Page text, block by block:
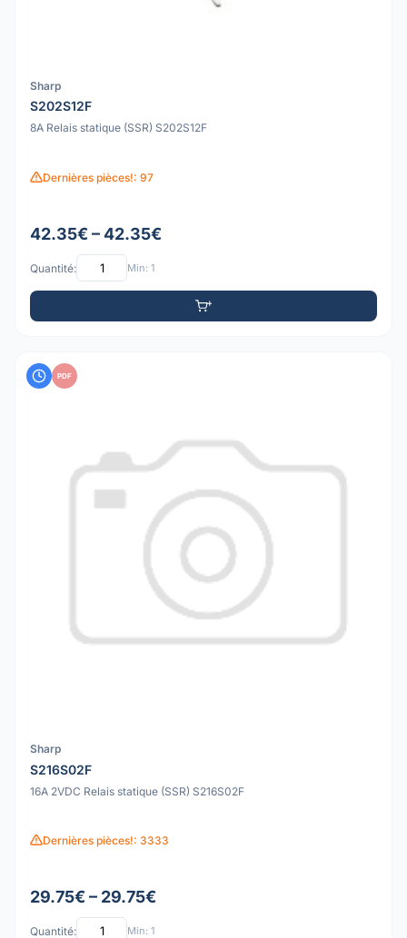
Sharp
S202S12F
8A Relais statique (SSR) S202S12F
Dernières pièces!: 97
42.35€ – 42.35€
Quantité: Min: 1
PDF
Sharp
S216S02F
16A 2VDC Relais statique (SSR) S216S02F
Dernières pièces!: 3333
29.75€ – 29.75€
Quantité: Min: 1